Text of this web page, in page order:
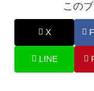
この
X
LINE